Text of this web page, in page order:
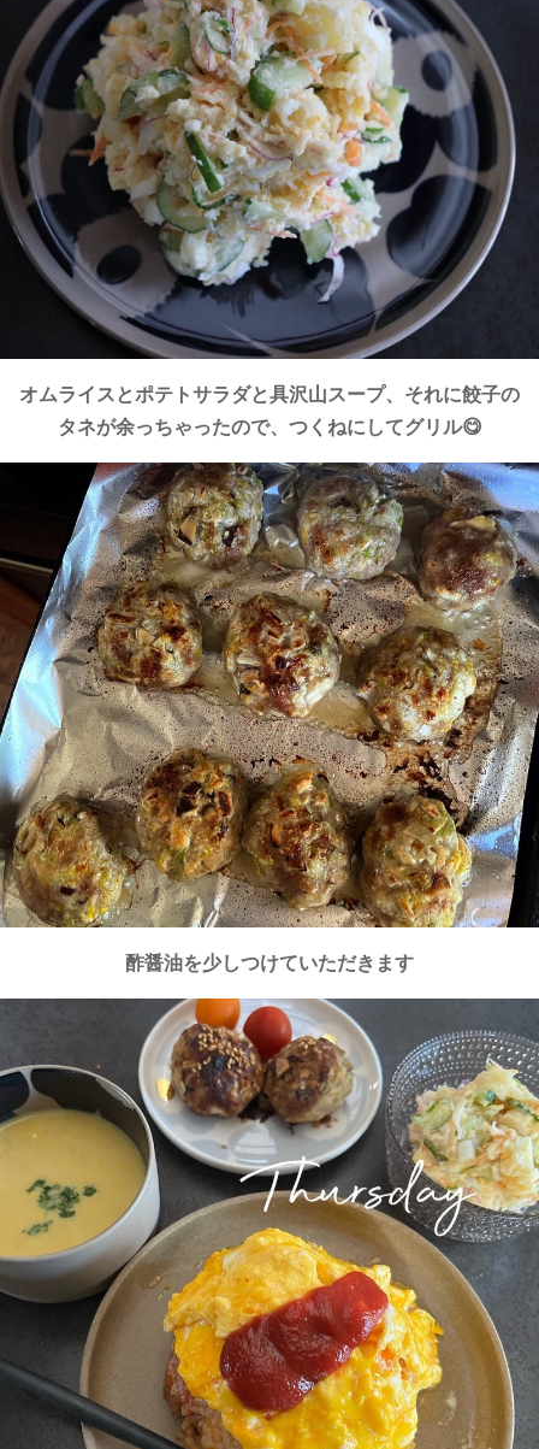
オムライスとポテトサラダと具沢山スープ、それに餃子の
タネが余っちゃったので、つくねにしてグリル😋
酢醤油を少しつけていただきます